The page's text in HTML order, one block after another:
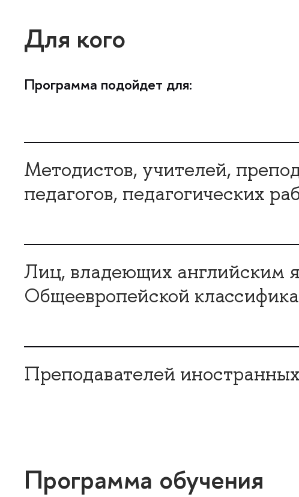
Для кого
Программа подойдет для:
Методистов, учителей,
педагогов, педагогических
Лиц, владеющих английским
Общеевропейской
Преподавателей
Программа обучения